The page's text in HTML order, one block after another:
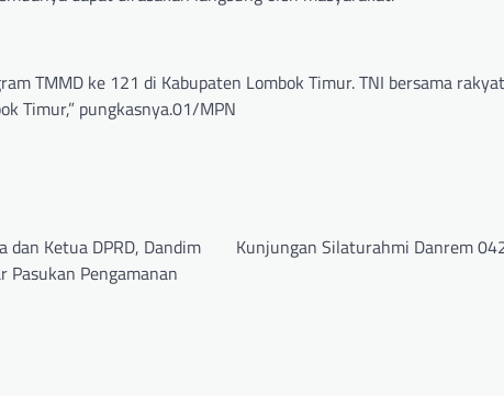
TMMD ke 121 di Kabupaten Lombok Timur. TNI bersama
Timur,” pungkasnya.01/MPN
dan Ketua DPRD, Dandim
Pasukan Pengamanan
Kunjungan Silaturahmi Danrem